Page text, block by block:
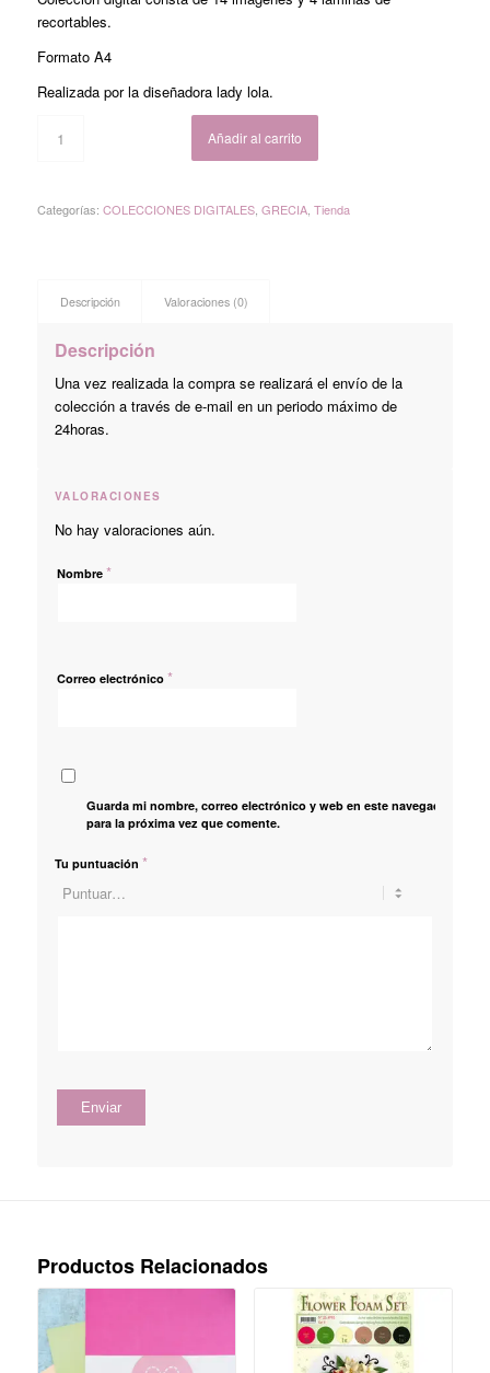
recortables.
Formato A4
Realizada por la diseñadora lady lola.
Añadir al carrito
Categorías: COLECCIONES DIGITALES, GRECIA, Tienda
Descripción Valoraciones (0)
Descripción
Una vez realizada la compra se realizará el envío de la
colección a través de e-mail en un periodo máximo de
24horas.
VALORACIONES
No hay valoraciones aún.
Nombre *
Correo electrónico *
Guarda mi nombre, correo electrónico y web en este navegador
para la próxima vez que comente.
Tu puntuación *
Productos Relacionados